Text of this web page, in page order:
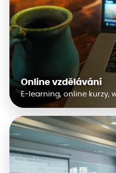
Online vzdělávání
E-learning, online kurzy,